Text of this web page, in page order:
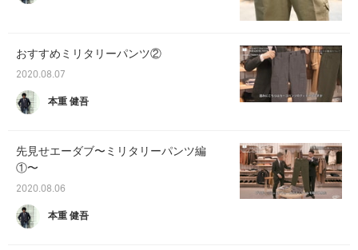
おすすめミリタリーパンツ②
2020.08.07
本重 健吾
先見せエーダブ〜ミリタリーパンツ編
①〜
2020.08.06
本重 健吾